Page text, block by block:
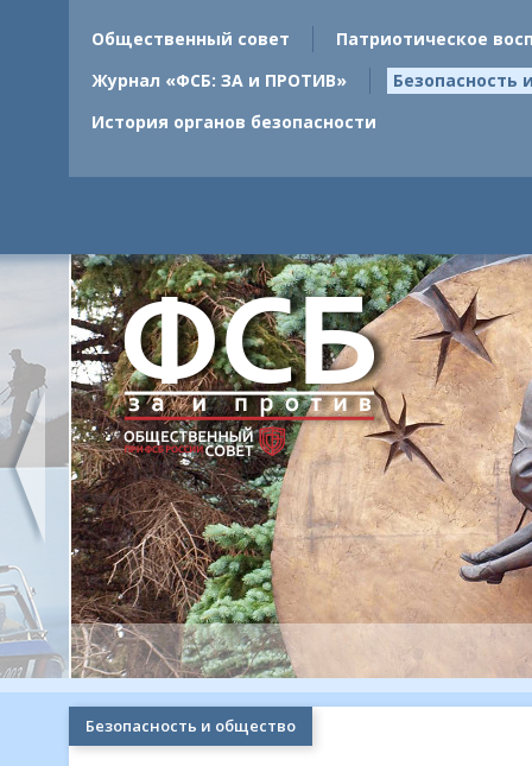
Общественный совет
Патриотическое
Журнал «ФСБ: ЗА и ПРОТИВ»
Безопасность
История органов безопасности
Безопасность и общество